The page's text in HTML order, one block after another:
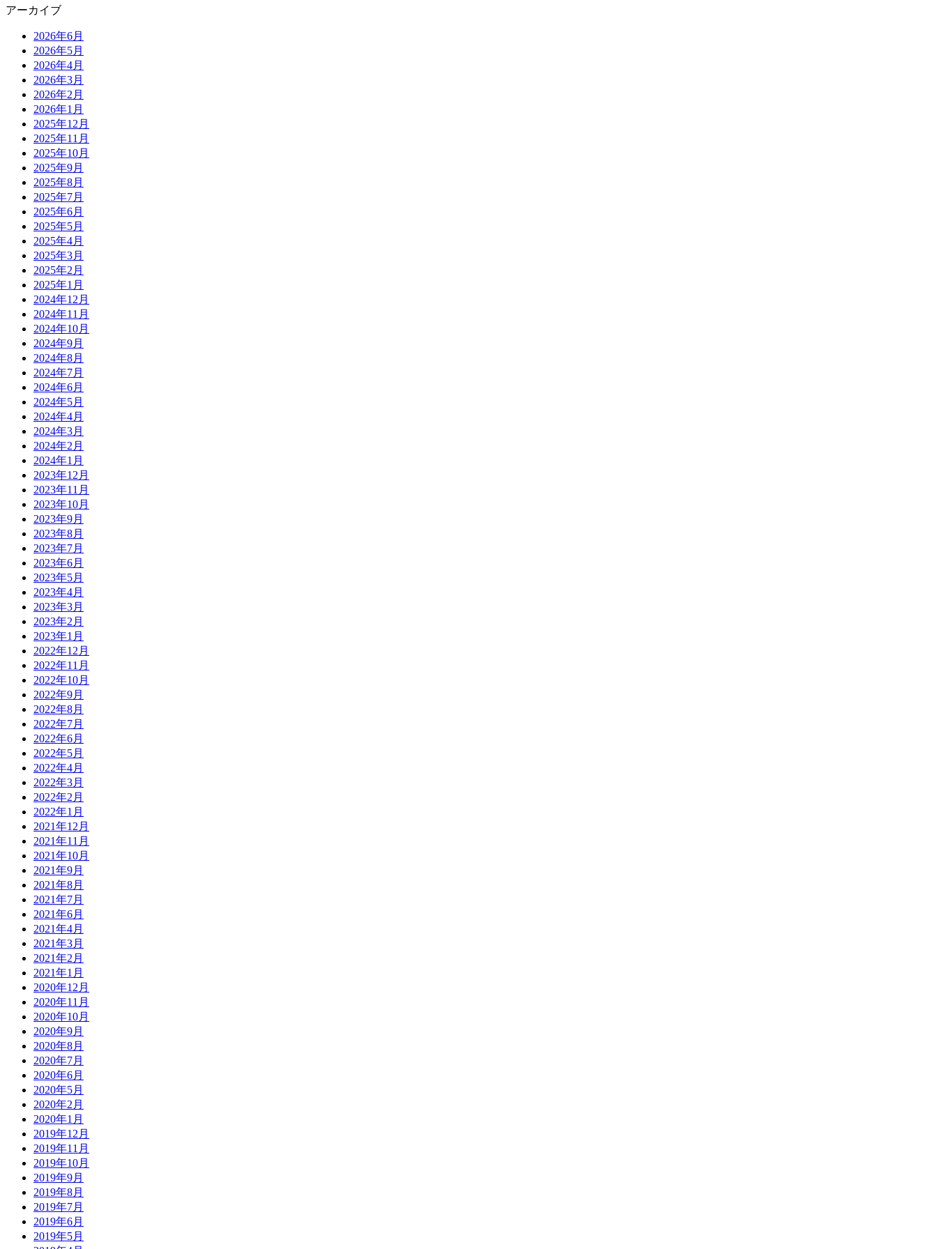
アーカイブ
2026年6月
2026年5月
2026年4月
2026年3月
2026年2月
2026年1月
2025年12月
2025年11月
2025年10月
2025年9月
2025年8月
2025年7月
2025年6月
2025年5月
2025年4月
2025年3月
2025年2月
2025年1月
2024年12月
2024年11月
2024年10月
2024年9月
2024年8月
2024年7月
2024年6月
2024年5月
2024年4月
2024年3月
2024年2月
2024年1月
2023年12月
2023年11月
2023年10月
2023年9月
2023年8月
2023年7月
2023年6月
2023年5月
2023年4月
2023年3月
2023年2月
2023年1月
2022年12月
2022年11月
2022年10月
2022年9月
2022年8月
2022年7月
2022年6月
2022年5月
2022年4月
2022年3月
2022年2月
2022年1月
2021年12月
2021年11月
2021年10月
2021年9月
2021年8月
2021年7月
2021年6月
2021年4月
2021年3月
2021年2月
2021年1月
2020年12月
2020年11月
2020年10月
2020年9月
2020年8月
2020年7月
2020年6月
2020年5月
2020年2月
2020年1月
2019年12月
2019年11月
2019年10月
2019年9月
2019年8月
2019年7月
2019年6月
2019年5月